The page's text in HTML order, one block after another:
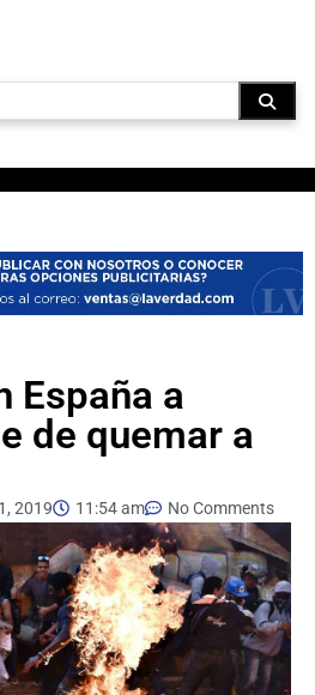
España a
de quemar a
2019 11:54 am No Comments